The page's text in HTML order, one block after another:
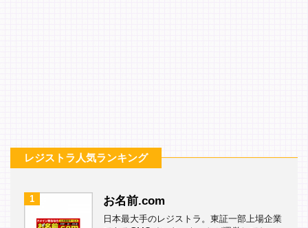
レジストラ人気ランキング
1 お名前.com
日本最大手のレジストラ。東証一部上場企業